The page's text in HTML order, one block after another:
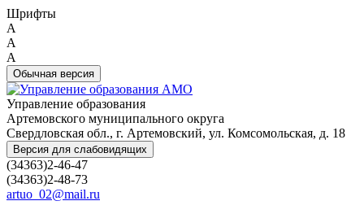
Шрифты
A
A
A
Обычная версия
Управление образования
Артемовского муниципального округа
Свердловская обл., г. Артемовский, ул. Комсомольская, д. 18
Версия для слабовидящих
(34363)2-46-47
(34363)2-48-73
artuo_02@mail.ru